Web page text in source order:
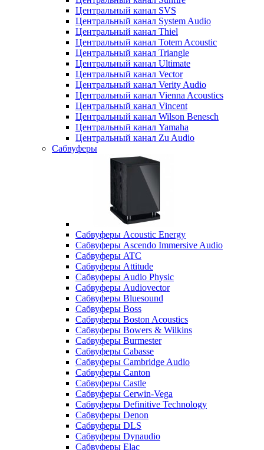
Центральный канал SVS
Центральный канал System Audio
Центральный канал Thiel
Центральный канал Totem Acoustic
Центральный канал Triangle
Центральный канал Ultimate
Центральный канал Vector
Центральный канал Verity Audio
Центральный канал Vienna Acoustics
Центральный канал Vincent
Центральный канал Wilson Benesch
Центральный канал Yamaha
Центральный канал Zu Audio
Сабвуферы
Сабвуферы Acoustic Energy
Сабвуферы Ascendo Immersive Audio
Сабвуферы ATC
Сабвуферы Attitude
Сабвуферы Audio Physic
Сабвуферы Audiovector
Сабвуферы Bluesound
Сабвуферы Boss
Сабвуферы Boston Acoustics
Сабвуферы Bowers & Wilkins
Сабвуферы Burmester
Сабвуферы Cabasse
Сабвуферы Cambridge Audio
Сабвуферы Canton
Сабвуферы Castle
Сабвуферы Cerwin-Vega
Сабвуферы Definitive Technology
Сабвуферы Denon
Сабвуферы DLS
Сабвуферы Dynaudio
Сабвуферы Elac